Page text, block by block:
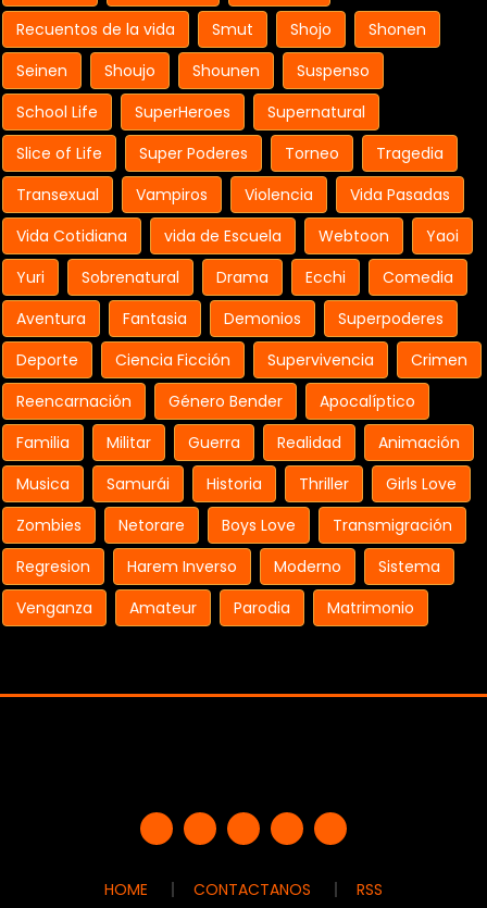
Recuentos de la vida
Smut Shojo
Shonen
Seinen
Shoujo Shounen
Suspenso
School Life
SuperHeroes
Supernatural
Slice of Life
Super Poderes Torneo
Tragedia
Transexual
Vampiros Violencia
Vida Pasadas
Vida Cotidiana
vida de Escuela Webtoon
Yaoi
Yuri
Sobrenatural Drama Ecchi
Comedia
Aventura
Fantasia Demonios
Superpoderes
Deporte
Ciencia Ficción Supervivencia
Crimen
Reencarnación
Género Bender
Apocalíptico
Familia
Militar Guerra Realidad
Animación
Musica
Samurái Historia Thriller
Girls Love
Zombies
Netorare Boys Love
Transmigración
Regresion
Harem Inverso Moderno
Sistema
Venganza
Amateur Parodia Matrimonio
HOME CONTACTANOS RSS